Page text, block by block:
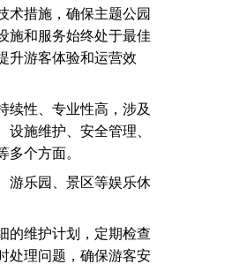
术措施，确保主题公园
施和服务始终处于最佳
升游客体验和运营效
续性、专业性高，涉及
设施维护、安全管理、
多个方面。
游乐园、景区等娱乐休
的维护计划，定期检查
处理问题，确保游客安